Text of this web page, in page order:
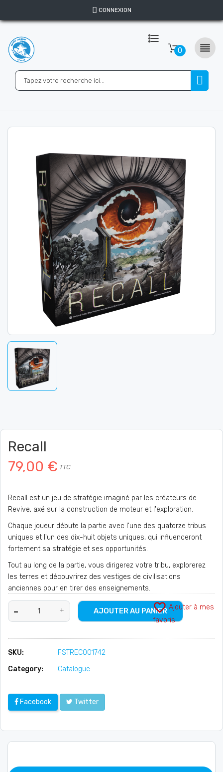
CONNEXION
0 
Recall
79,00 € TTC
Recall est un jeu de stratégie imaginé par les créateurs de
Revive, axé sur la construction de moteur et l'exploration.
Chaque joueur débute la partie avec l'une des quatorze tribus
uniques et l'un des dix-huit objets uniques, qui influenceront
fortement sa stratégie et ses opportunités.
Tout au long de la partie, vous dirigerez votre tribu, explorerez
les terres et découvrirez des vestiges de civilisations
anciennes pour en tirer des enseignements.
AJOUTER AU PANIER
favorite_border Ajouter à mes
favoris
SKU:
FSTREC001742
Category:
Catalogue
Facebook Twitter